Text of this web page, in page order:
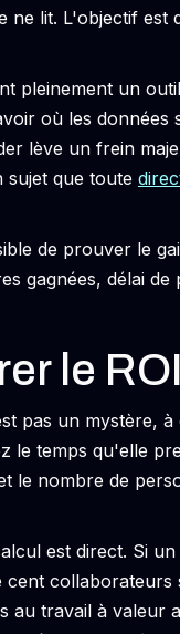
ne lit. L'objectif est
pleinement un
où les données
lève un frein
sujet que toute
de prouver le
gagnées, délai
le ROI
pas un mystère,
le temps qu'elle
le nombre de
est direct. Si
cent
au travail à valeur